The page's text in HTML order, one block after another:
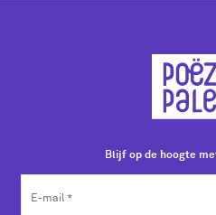
Blijf op de hoogte